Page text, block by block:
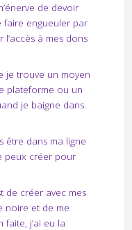
de devoir
faire engueuler par
à mes dons
je trouve un moyen
plateforme ou un
je baigne dans
être dans ma ligne
peux créer pour
de créer avec mes
noire et de me
faite, j’ai eu la